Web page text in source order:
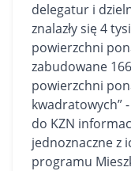
delegatur i
znalazły się 4
powierzchni
zabudowane
powierzchni
kwadratowych”
do KZN
jednoznaczne z
programu